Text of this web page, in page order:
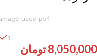
used-ps4
8,050,000تومان
1 عدد در انبار